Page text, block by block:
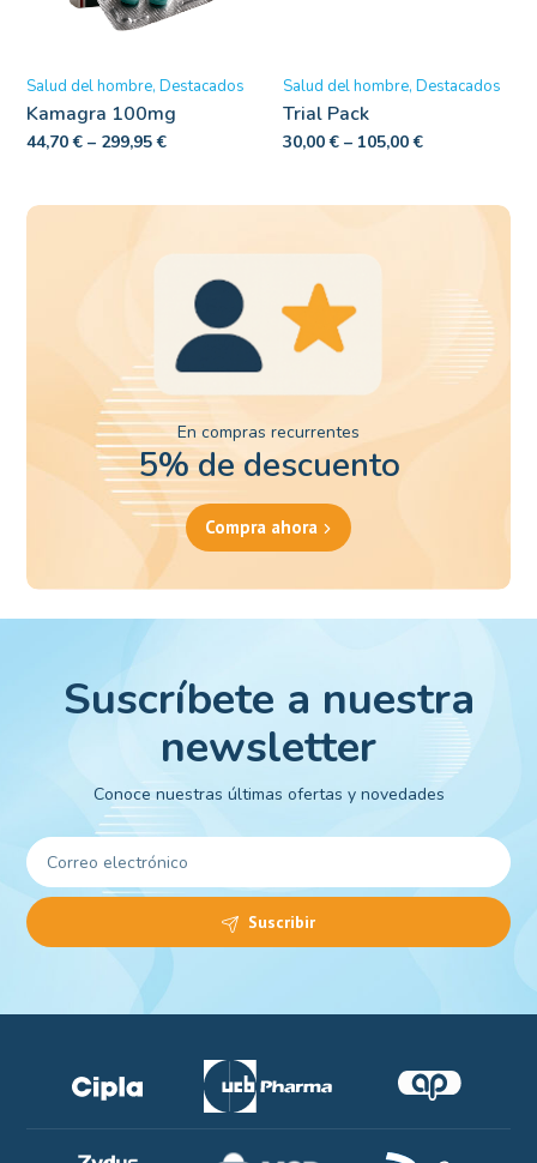
Salud del hombre Destacados
Kamagra 100mg
44,70€ – 299,95€
Salud del hombre Destacados
Trial Pack
30,00€ – 105,00€
En compras recurrentes
5% de descuento
Compra ahora
Suscríbete a nuestra
newsletter
Conoce nuestras últimas ofertas y novedades
Suscribir